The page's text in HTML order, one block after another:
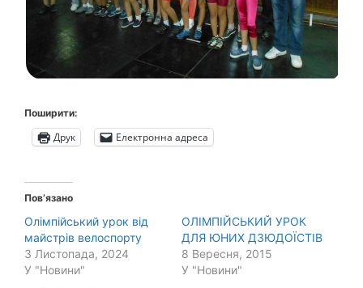
Поширити:
Друк Електронна адреса
Пов’язано
Олімпійський урок від
майстрів велоспорту
3 Листопада, 2024
У "Новини"
ОЛІМПІЙСЬКИЙ УРОК
ДЛЯ ЮНИХ ДЗЮДОЇСТІВ
8 Вересня, 2015
У "Новини"